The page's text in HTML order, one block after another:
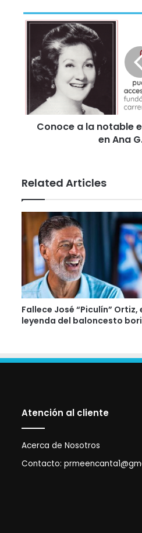
Conoce a la notable
en Ana
Related Articles
Fallece José “Piculín” Ortiz,
leyenda del baloncesto
Atención al cliente
Acerca de Nosotros
Contacto: